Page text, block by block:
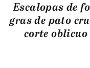
Escalopas de
gras de pato
corte oblicuo